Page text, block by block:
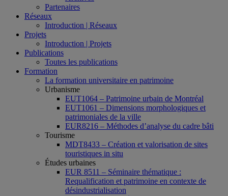
Partenaires
Réseaux
Introduction | Réseaux
Projets
Introduction | Projets
Publications
Toutes les publications
Formation
La formation universitaire en patrimoine
Urbanisme
EUT1064 – Patrimoine urbain de Montréal
EUT1061 – Dimensions morphologiques et
patrimoniales de la ville
EUR8216 – Méthodes d’analyse du cadre bâti
Tourisme
MDT8433 – Création et valorisation de sites
touristiques in situ
Études urbaines
EUR 8511 – Séminaire thématique :
Requalification et patrimoine en contexte de
désindustrialisation